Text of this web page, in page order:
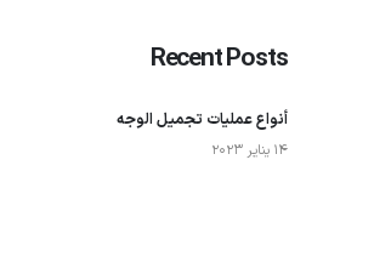
Recent Posts
أنواع عمليات تجميل الوجه
14 يناير 2023